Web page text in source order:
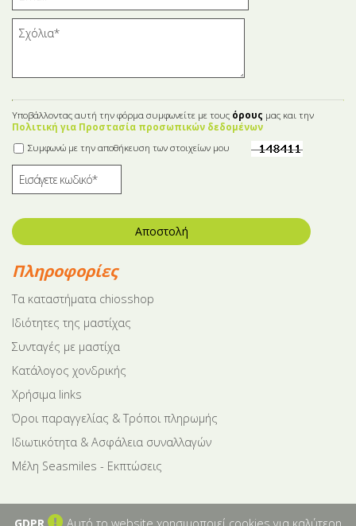
Υποβάλλοντας αυτή την φόρμα συμφωνείτε με τους όρους μας και την
Πολιτική για Προστασία προσωπικών δεδομένων
Συμφωνώ με την αποθήκευση των στοιχείων μου
Αποστολή
Πληροφορίες
Tα καταστήματα chiosshop
Ιδιότητες της μαστίχας
Συνταγές με μαστίχα
Κατάλογος χονδρικής
Χρήσιμα links
Όροι παραγγελίας & Τρόποι πληρωμής
Ιδιωτικότητα & Ασφάλεια συναλλαγών
Μέλη Seasmiles - Εκπτώσεις